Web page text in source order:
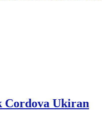
Cordova Ukiran